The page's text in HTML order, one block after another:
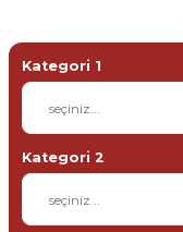
Kategori 1
Kategori 2